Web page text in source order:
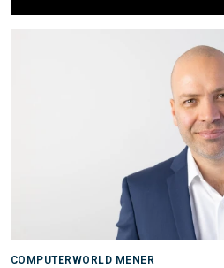
COMPUTERWORLD MENER